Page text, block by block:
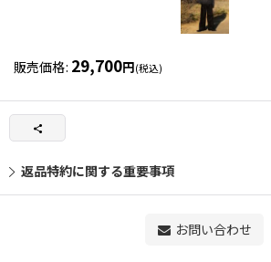
販売価格: 29,700円(税込)
返品特約に関する重要事項
お問い合わせ